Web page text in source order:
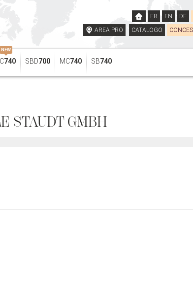
FR EN DE
AREA PRO
CATALOGO
740
NEW
SBD700 MC740 SB740
STAUDT GMBH